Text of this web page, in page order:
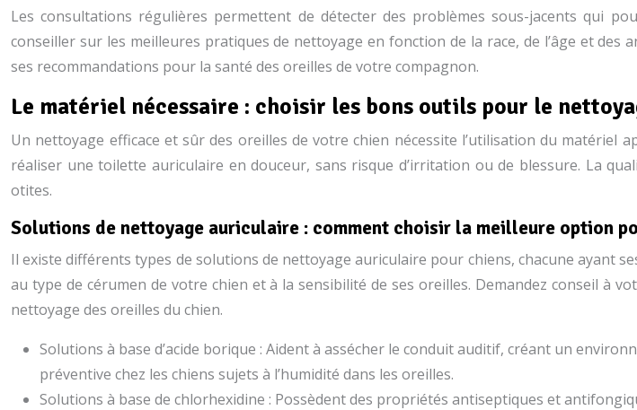
Les consultations régulières permettent de détecter des problèmes sous-jacents qui
conseiller sur les meilleures pratiques de nettoyage en fonction de la race, de l’âge et
ses recommandations pour la santé des oreilles de votre compagnon.
Le matériel nécessaire : choisir les bons outils pour le
Un nettoyage efficace et sûr des oreilles de votre chien nécessite l’utilisation du
réaliser une toilette auriculaire en douceur, sans risque d’irritation ou de blessure. La
otites.
Solutions de nettoyage auriculaire : comment choisir la meilleure option
Il existe différents types de solutions de nettoyage auriculaire pour chiens, chacune ayant
au type de cérumen de votre chien et à la sensibilité de ses oreilles. Demandez conseil à
nettoyage des oreilles du chien.
Solutions à base d’acide borique : Aident à assécher le conduit auditif, créant un
préventive chez les chiens sujets à l’humidité dans les oreilles.
Solutions à base de chlorhexidine : Possèdent des propriétés antiseptiques et